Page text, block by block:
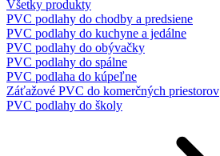
Všetky produkty
PVC podlahy do chodby a predsiene
PVC podlahy do kuchyne a jedálne
PVC podlahy do obývačky
PVC podlahy do spálne
PVC podlaha do kúpeľne
Záťažové PVC do komerčných priestorov
PVC podlahy do školy